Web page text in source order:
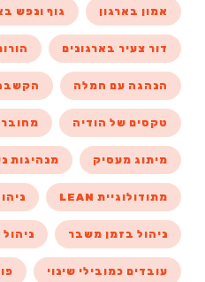
אמון בארגון גוף ונפש
דור צעיר בארגונים
הנהגה עם חמלה
טקסים של הודיה
מיתוג מעסיק מנהיגות
מתודולוגיית LEAN
ניהול בזמן משבר
עובדים כמובילי שינוי